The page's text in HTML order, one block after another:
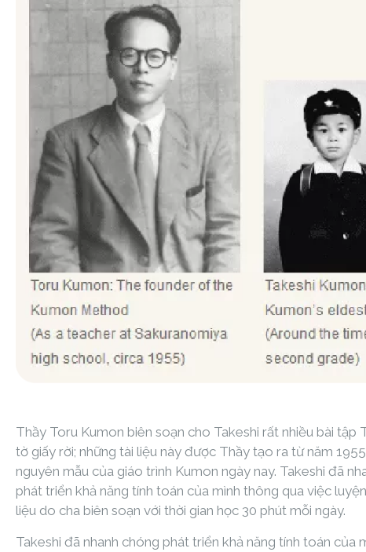
Thầy Toru Kumon biên soạn cho Takeshi rất nhiều bài tập
tờ giấy rời; những tài liệu này được Thầy tạo ra từ năm
nguyên mẫu của giáo trình Kumon ngày nay. Takeshi đã
phát triển khả năng tính toán của mình thông qua việc
liệu do cha biên soạn với thời gian học 30 phút mỗi ngày.
Takeshi đã nhanh chóng phát triển khả năng tính toán của